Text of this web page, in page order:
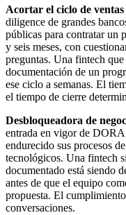
Acortar el ciclo de
diligence de grandes
públicas para contratar un
y seis meses, con
preguntas. Una fintech
documentación de un
ese ciclo a semanas. El
el tiempo de cierre
Desbloqueadora de
entrada en vigor de
endurecido sus procesos
tecnológicos. Una fintech
documentado está siendo
antes de que el equipo
propuesta. El
conversaciones.